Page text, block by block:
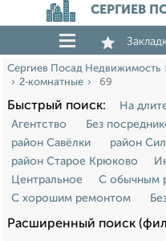
СЕРГИЕВ
Сергиев Посад Недвижимость
2‑комнатные
69
Быстрый поиск: На
Агентство
Без
район Савёлки
район
район Старое Крюково
Центральное
С обычным
С хорошим ремонтом
Расширенный поиск